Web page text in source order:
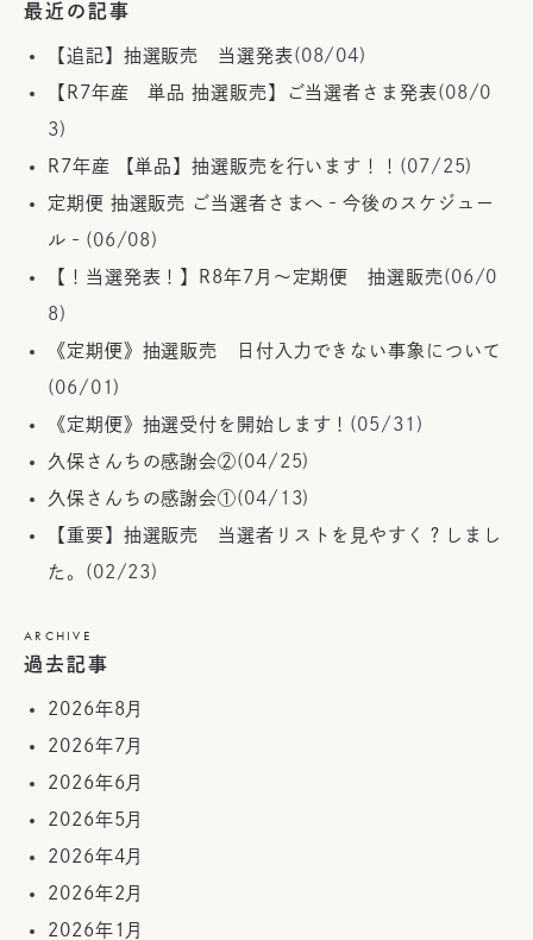
最近の記事
【追記】抽選販売 当選発表(08/04)
【R7年産 単品 抽選販売】ご当選者さま発表(08/0
3)
R7年産 【単品】抽選販売を行います！！ (07/25)
定期便 抽選販売 ご当選者さまへ‐今後のスケジュー
ル‐ (06/08)
【！当選発表！】R8年7月～定期便 抽選販売(06/0
8)
《定期便》抽選販売 日付入力できない事象について
(06/01)
《定期便》抽選受付を開始します！ (05/31)
久保さんちの感謝会②(04/25)
久保さんちの感謝会①(04/13)
【重要】抽選販売 当選者リストを見やすく？しまし
た。 (02/23)
ARCHIVE
過去記事
2026年8月
2026年7月
2026年6月
2026年5月
2026年4月
2026年2月
2026年1月